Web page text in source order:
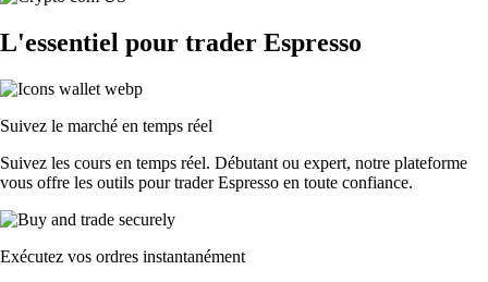
L'essentiel pour trader Espresso
Suivez le marché en temps réel
Suivez les cours en temps réel. Débutant ou expert, notre plateforme
vous offre les outils pour trader Espresso en toute confiance.
Exécutez vos ordres instantanément